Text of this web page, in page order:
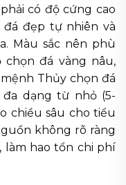
có độ cứng cao
đá đẹp tự nhiên và
Màu sắc nên phù
chọn đá vàng nâu,
Thủy chọn đá
dạng từ nhỏ (5-
chiều sâu cho tiểu
không rõ ràng
làm hao tổn chi phí